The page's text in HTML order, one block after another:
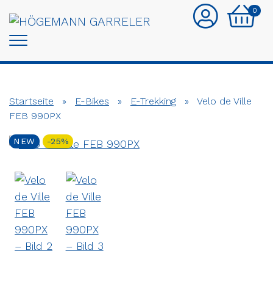
0
Startseite » E-Bikes » E-Trekking »
Velo de Ville
FEB 990PX
NEW -25%